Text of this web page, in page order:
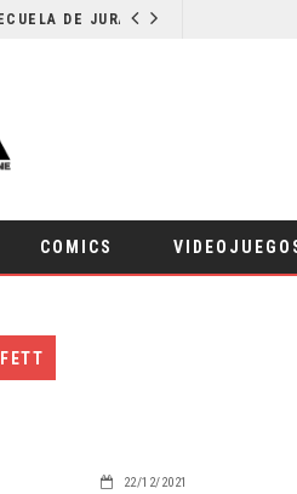
COMICS
22/12/2021